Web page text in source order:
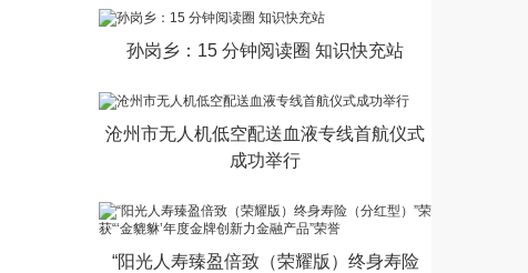
孙岗乡：15 分钟阅读圈 知识快充站
沧州市无人机低空配送血液专线首航仪式
成功举行
“阳光人寿臻盈倍致（荣耀版）终身寿险